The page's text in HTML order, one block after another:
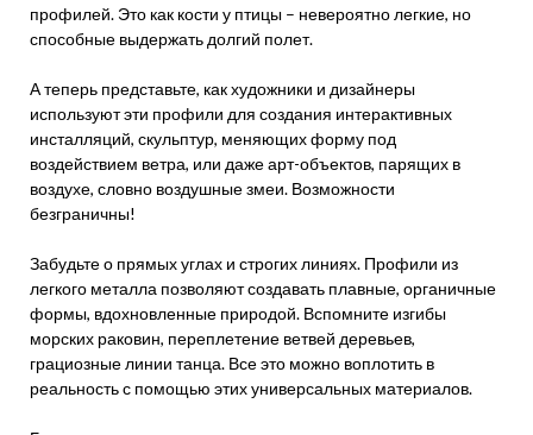
профилей. Это как кости у птицы – невероятно легкие, но
способные выдержать долгий полет.
А теперь представьте, как художники и дизайнеры
используют эти профили для создания интерактивных
инсталляций, скульптур, меняющих форму под
воздействием ветра, или даже арт-объектов, парящих в
воздухе, словно воздушные змеи. Возможности
безграничны!
Забудьте о прямых углах и строгих линиях. Профили из
легкого металла позволяют создавать плавные, органичные
формы, вдохновленные природой. Вспомните изгибы
морских раковин, переплетение ветвей деревьев,
грациозные линии танца. Все это можно воплотить в
реальность с помощью этих универсальных материалов.